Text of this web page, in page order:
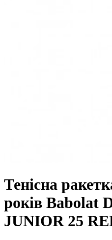
Тенісна
років Babolat
JUNIOR 25